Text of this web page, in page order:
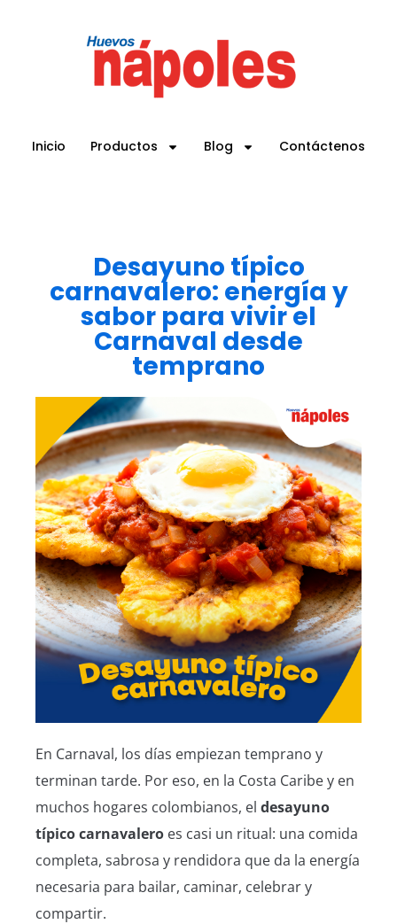
Inicio Productos Blog Contáctenos
Desayuno típico
carnavalero: energía y
sabor para vivir el
Carnaval desde
temprano
En Carnaval, los días empiezan temprano y
terminan tarde. Por eso, en la Costa Caribe y en
muchos hogares colombianos, el desayuno
típico carnavalero es casi un ritual: una comida
completa, sabrosa y rendidora que da la energía
necesaria para bailar, caminar, celebrar y
compartir.